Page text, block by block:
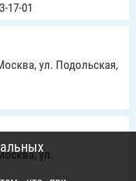
17-01
ул. Подольская,
ул.